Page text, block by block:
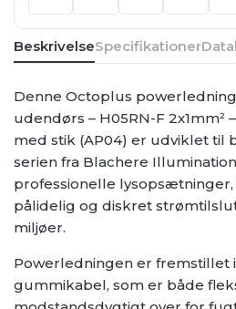
BeskrivelseSpecifikationer
Denne Octoplus powerledning
udendørs – H05RN-F 2x1mm²
med stik (AP04) er udviklet til
serien fra Blachere
professionelle
pålidelig og diskret
miljøer.
Powerledningen er fremstillet
gummikabel, som er både